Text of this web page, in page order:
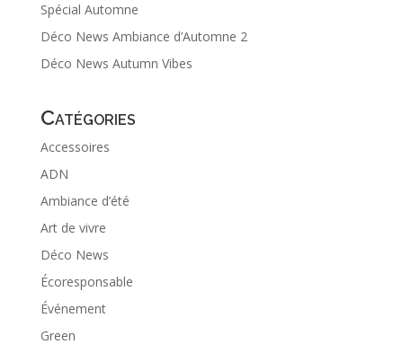
Spécial Automne
Déco News Ambiance d’Automne 2
Déco News Autumn Vibes
Catégories
Accessoires
ADN
Ambiance d’été
Art de vivre
Déco News
Écoresponsable
Événement
Green